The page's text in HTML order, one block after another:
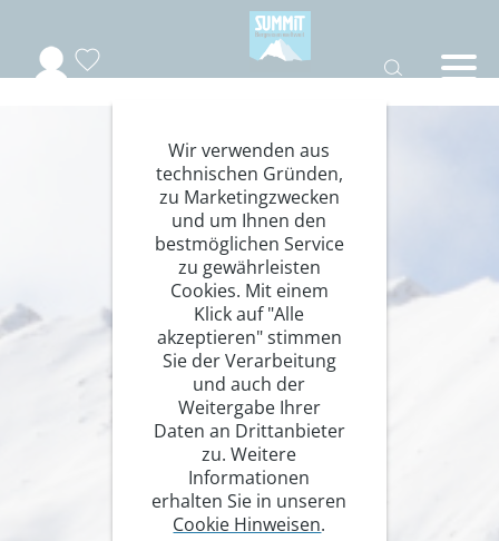
Wir verwenden aus
technischen Gründen,
zu Marketingzwecken
und um Ihnen den
bestmöglichen Service
zu gewährleisten
Cookies. Mit einem
Klick auf "Alle
akzeptieren" stimmen
Sie der Verarbeitung
und auch der
Weitergabe Ihrer
Daten an Drittanbieter
zu. Weitere
Informationen
erhalten Sie in unseren
Cookie Hinweisen.